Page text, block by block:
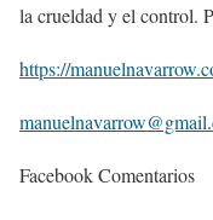
la crueldad y el control.
https://
Facebook Comentarios